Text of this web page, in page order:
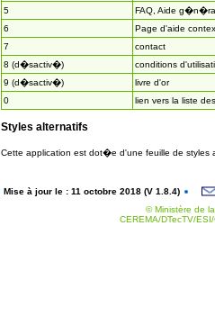
5
FAQ, Aide
6
Page d'aide
7
contact
8 (d�sactiv�)
conditions
9 (d�sactiv�)
livre d'or
0
lien vers la liste
Styles alternatifs
Cette application est dot�e d'une feuille de styles
Mise à jour le : 11 octobre 2018 (V 1.8.4)
© Ministère de
CEREMA/DTecTV/